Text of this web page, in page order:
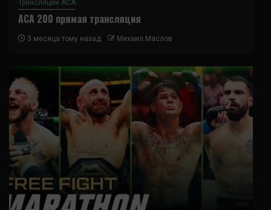
Трансляции ACA
ACA 200 прямая трансляция
3 месяца тому назад Михаил Маслов